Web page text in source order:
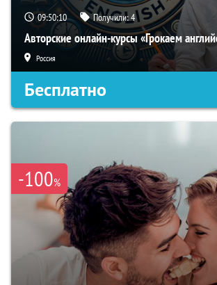
09:50:09 Получили:4
Авторские онлайн-курсы «Грокаем
Россия
Бесплатно
-100%